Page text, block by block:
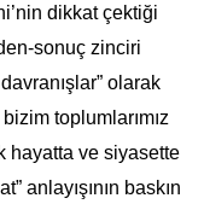
dikkat çektiği
sonuç zinciri
olarak
toplumlarımız
hayatta ve siyasette
anlayışının baskın